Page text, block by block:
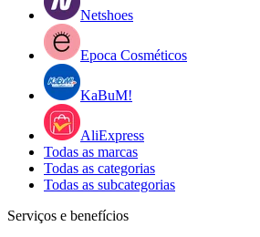
Netshoes
Epoca Cosméticos
KaBuM!
AliExpress
Todas as marcas
Todas as categorias
Todas as subcategorias
Serviços e benefícios